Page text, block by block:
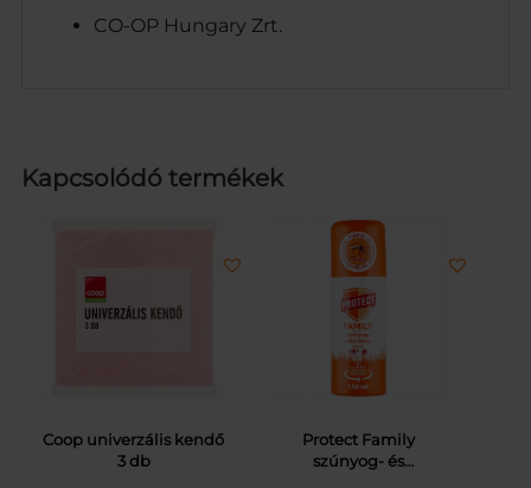
CO-OP Hungary Zrt.
Kapcsolódó termékek
Coop univerzális kendő
3 db
Protect Family
szúnyog- és